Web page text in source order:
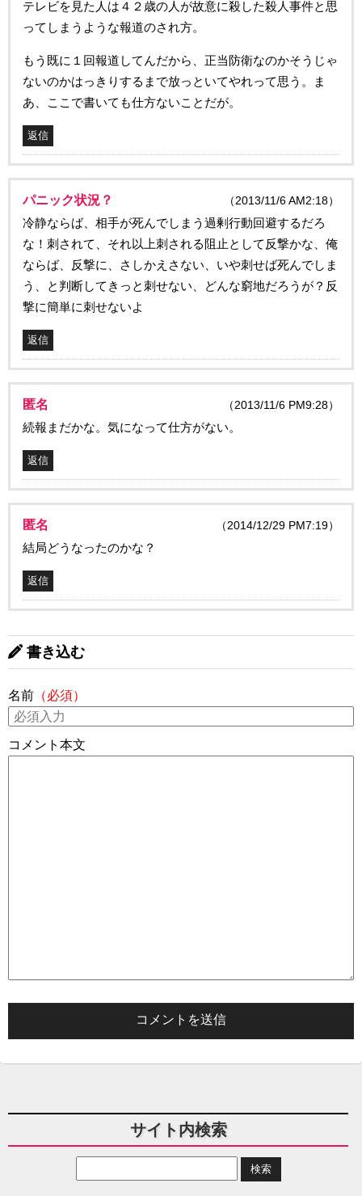
テレビを見た人は４２歳の人が故意に殺した殺人事件と思
ってしまうような報道のされ方。
もう既に１回報道してんだから、正当防衛なのかそうじゃ
ないのかはっきりするまで放っといてやれって思う。ま
あ、ここで書いても仕方ないことだが。
返信
パニック状況？ （2013/11/6 AM2:18）
冷静ならば、相手が死んでしまう過剰行動回避するだろ
な！刺されて、それ以上刺される阻止として反撃かな、俺
ならば、反撃に、さしかえさない、いや刺せば死んでしま
う、と判断してきっと刺せない、どんな窮地だろうが？反
撃に簡単に刺せないよ
返信
匿名 （2013/11/6 PM9:28）
続報まだかな。気になって仕方がない。
返信
匿名 （2014/12/29 PM7:19）
結局どうなったのかな？
返信
書き込む
名前 （必須）
コメント本文
サイト内検索